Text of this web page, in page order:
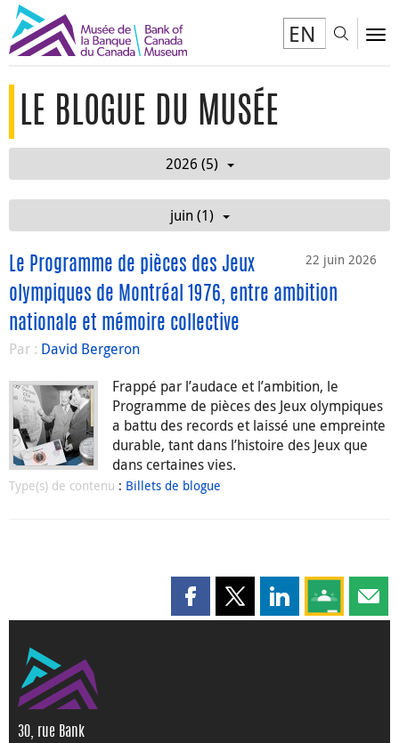
EN
LE BLOGUE DU MUSÉE
2026 (5)
juin (1)
22 juin 2026
Le Programme de pièces des Jeux
olympiques de Montréal 1976, entre ambition
nationale et mémoire collective
Par : David Bergeron
Frappé par l’audace et l’ambition, le
Programme de pièces des Jeux olympiques
a battu des records et laissé une empreinte
durable, tant dans l’histoire des Jeux que
dans certaines vies.
Type(s) de contenu : Billets de blogue
Partager cette page sur
Partager cette page sur X
Partager cette
Partagez
30, rue Bank